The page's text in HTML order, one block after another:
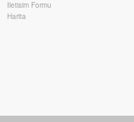
Iletisim Formu
Harita